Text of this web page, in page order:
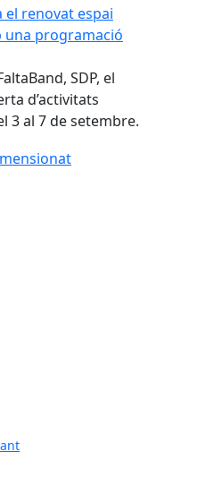
el renovat espai
una programació
SDP, el
d’activitats
3 al 7 de setembre.
el renovat espai exterior de